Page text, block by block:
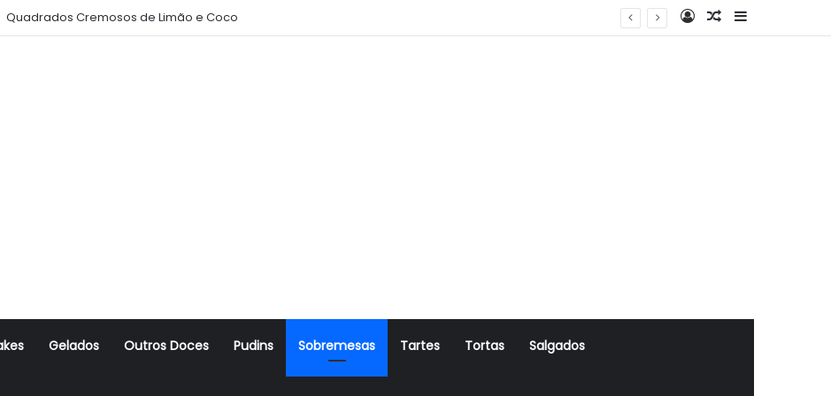
Quadrados Cremosos de Limão e Coco Log InArtigo Aleatório
Sidebar
Gelados Outros Doces Pudins Sobremesas Tartes Tortas Salgados